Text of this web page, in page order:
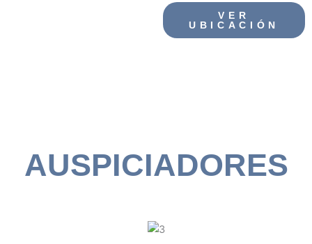
VER
UBICACIÓN
AUSPICIADORES